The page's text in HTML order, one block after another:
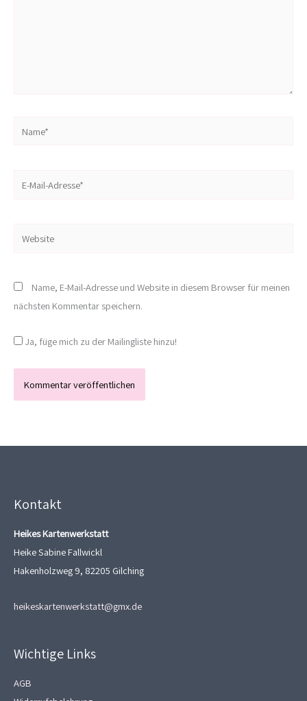
Website
Name, E-Mail-Adresse und Website in diesem Browser für meinen
nächsten Kommentar speichern.
Ja, füge mich zu der Mailingliste hinzu!
Kontakt
Heikes Kartenwerkstatt
Heike Sabine Fallwickl
Hakenholzweg 9, 82205 Gilching
heikeskartenwerkstatt@gmx.de
Wichtige Links
AGB